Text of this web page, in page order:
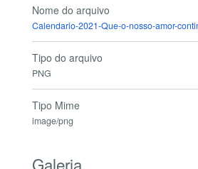
Nome do arquivo
Calendario-2021-Que-o-nosso-amor-
Tipo do arquivo
PNG
Tipo Mime
image/png
Galeria